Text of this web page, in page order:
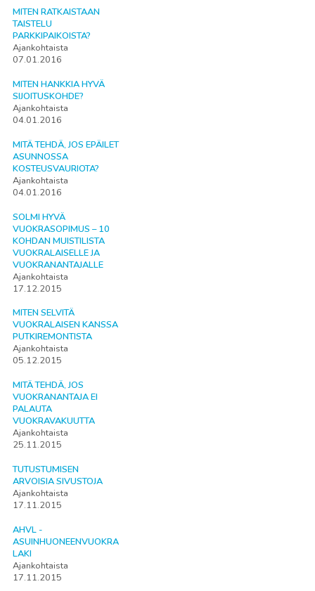
MITEN RATKAISTAAN
TAISTELU
PARKKIPAIKOISTA?
Ajankohtaista
07.01.2016
MITEN HANKKIA HYVÄ
SIJOITUSKOHDE?
Ajankohtaista
04.01.2016
MITÄ TEHDÄ, JOS EPÄILET
ASUNNOSSA
KOSTEUSVAURIOTA?
Ajankohtaista
04.01.2016
SOLMI HYVÄ
VUOKRASOPIMUS – 10
KOHDAN MUISTILISTA
VUOKRALAISELLE JA
VUOKRANANTAJALLE
Ajankohtaista
17.12.2015
MITEN SELVITÄ
VUOKRALAISEN KANSSA
PUTKIREMONTISTA
Ajankohtaista
05.12.2015
MITÄ TEHDÄ, JOS
VUOKRANANTAJA EI
PALAUTA
VUOKRAVAKUUTTA
Ajankohtaista
25.11.2015
TUTUSTUMISEN
ARVOISIA SIVUSTOJA
Ajankohtaista
17.11.2015
AHVL -
ASUINHUONEENVUOKRA
LAKI
Ajankohtaista
17.11.2015